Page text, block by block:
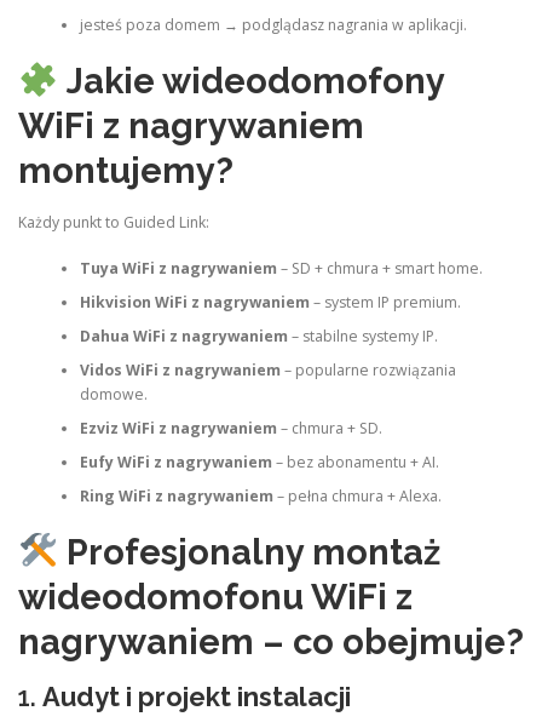
jesteś poza domem → podglądasz nagrania w aplikacji.
Jakie wideodomofony
WiFi z nagrywaniem
montujemy?
Każdy punkt to Guided Link:
Tuya WiFi z nagrywaniem – SD + chmura + smart home.
Hikvision WiFi z nagrywaniem – system IP premium.
Dahua WiFi z nagrywaniem – stabilne systemy IP.
Vidos WiFi z nagrywaniem – popularne rozwiązania
domowe.
Ezviz WiFi z nagrywaniem – chmura + SD.
Eufy WiFi z nagrywaniem – bez abonamentu + AI.
Ring WiFi z nagrywaniem – pełna chmura + Alexa.
Profesjonalny montaż
wideodomofonu WiFi z
nagrywaniem – co obejmuje?
1. Audyt i projekt instalacji